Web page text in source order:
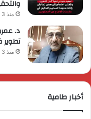
منذ 3 أيام
د.
تطوير
منذ 3 أيام
أخبار طامية